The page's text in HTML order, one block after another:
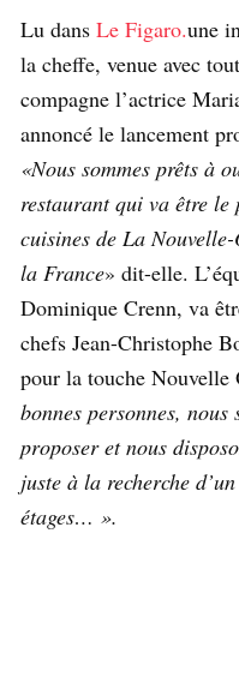
Lu dans Le Figaro.une
la cheffe, venue avec
compagne l’actrice
annoncé le lancement
«Nous sommes prêts à
restaurant qui va être le
cuisines de La
la France» dit-elle.
Dominique Crenn, va
chefs Jean-Christophe
pour la touche Nouvelle
bonnes personnes,
proposer et nous
juste à la recherche
étages… ».